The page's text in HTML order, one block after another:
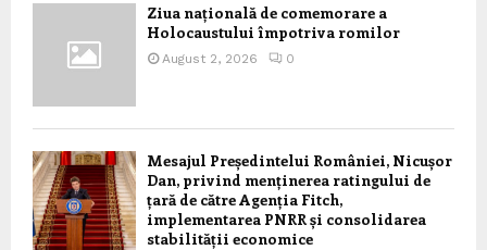
Ziua națională de comemorare a
Holocaustului împotriva romilor
August 2, 2026 0
Mesajul Președintelui României, Nicușor
Dan, privind menținerea ratingului de
țară de către Agenția Fitch,
implementarea PNRR și consolidarea
stabilității economice